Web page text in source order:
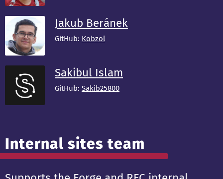
Jakub Beránek
GitHub: Kobzol
Sakibul Islam
GitHub: Sakib25800
Internal sites team